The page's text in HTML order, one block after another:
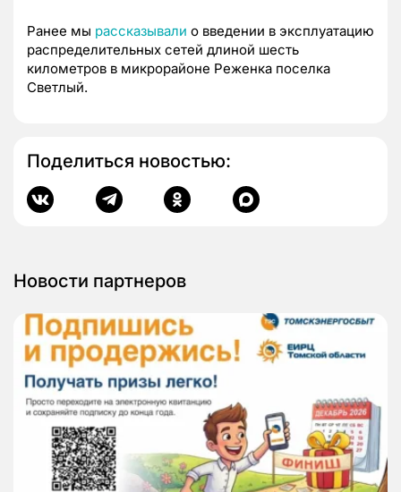
Ранее мы рассказывали о введении в эксплуатацию
распределительных сетей длиной шесть
километров в микрорайоне Реженка поселка
Светлый.
Поделиться новостью:
Новости партнеров